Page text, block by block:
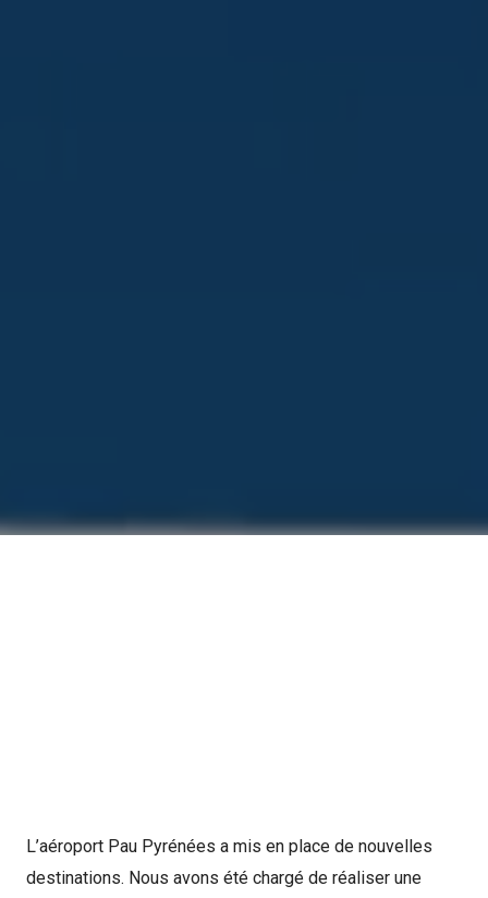
L’aéroport Pau Pyrénées a mis en place de nouvelles
destinations. Nous avons été chargé de réaliser une